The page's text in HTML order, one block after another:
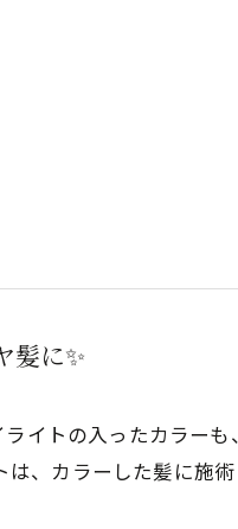
髪に✨
イトの入ったカラー
、カラーした髪に施